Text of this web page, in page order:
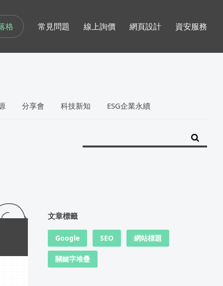
格
分享會 科技新知 ESG企業永續
文章標籤
Google SEO 網站標題
關鍵字堆疊